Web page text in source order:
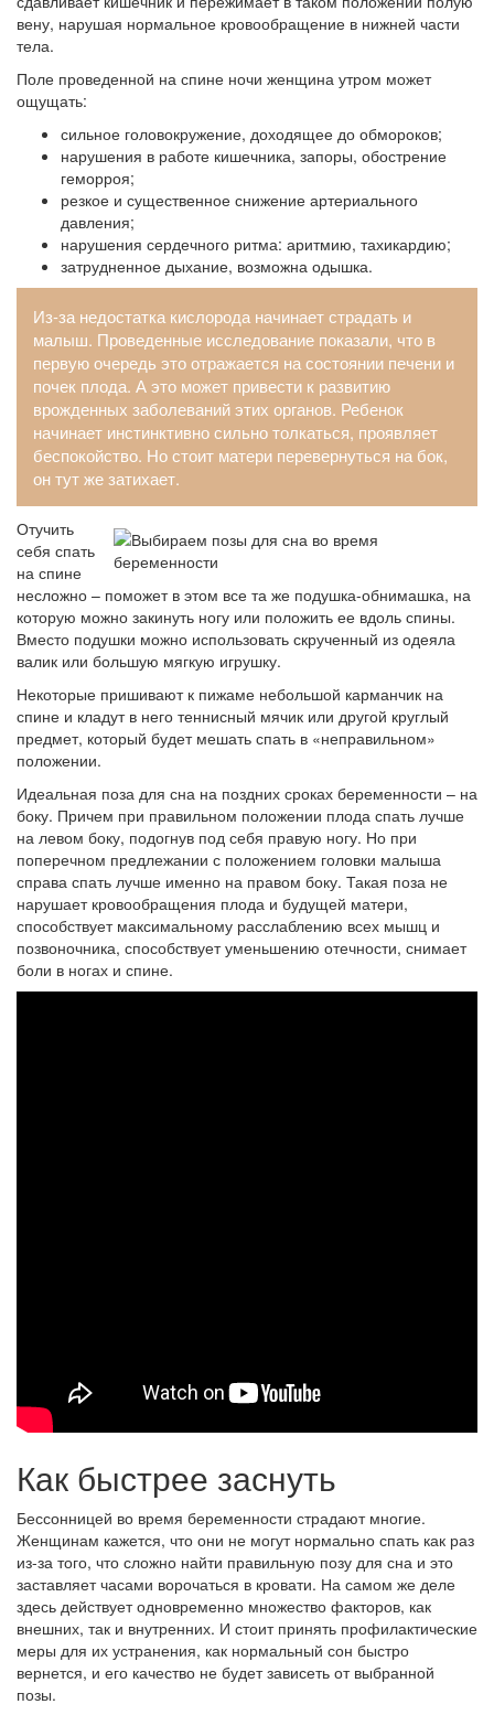
вену, нарушая нормальное кровообращение в нижней части
тела.
Поле проведенной на спине ночи женщина утром может
ощущать:
сильное головокружение, доходящее до обмороков;
нарушения в работе кишечника, запоры, обострение
геморроя;
резкое и существенное снижение артериального
давления;
нарушения сердечного ритма: аритмию, тахикардию;
затрудненное дыхание, возможна одышка.
Из-за недостатка кислорода начинает страдать и
малыш. Проведенные исследование показали, что в
первую очередь это отражается на состоянии печени и
почек плода. А это может привести к развитию
врожденных заболеваний этих органов. Ребенок
начинает инстинктивно сильно толкаться, проявляет
беспокойство. Но стоит матери перевернуться на бок,
он тут же затихает.
Отучить
себя спать
на спине
несложно – поможет в этом все та же подушка-обнимашка, на
которую можно закинуть ногу или положить ее вдоль спины.
Вместо подушки можно использовать скрученный из одеяла
валик или большую мягкую игрушку.
Некоторые пришивают к пижаме небольшой карманчик на
спине и кладут в него теннисный мячик или другой круглый
предмет, который будет мешать спать в «неправильном»
положении.
Идеальная поза для сна на поздних сроках беременности – на
боку. Причем при правильном положении плода спать лучше
на левом боку, подогнув под себя правую ногу. Но при
поперечном предлежании с положением головки малыша
справа спать лучше именно на правом боку. Такая поза не
нарушает кровообращения плода и будущей матери,
способствует максимальному расслаблению всех мышц и
позвоночника, способствует уменьшению отечности, снимает
боли в ногах и спине.
Как быстрее заснуть
Бессонницей во время беременности страдают многие.
Женщинам кажется, что они не могут нормально спать как раз
из-за того, что сложно найти правильную позу для сна и это
заставляет часами ворочаться в кровати. На самом же деле
здесь действует одновременно множество факторов, как
внешних, так и внутренних. И стоит принять профилактические
меры для их устранения, как нормальный сон быстро
вернется, и его качество не будет зависеть от выбранной
позы.